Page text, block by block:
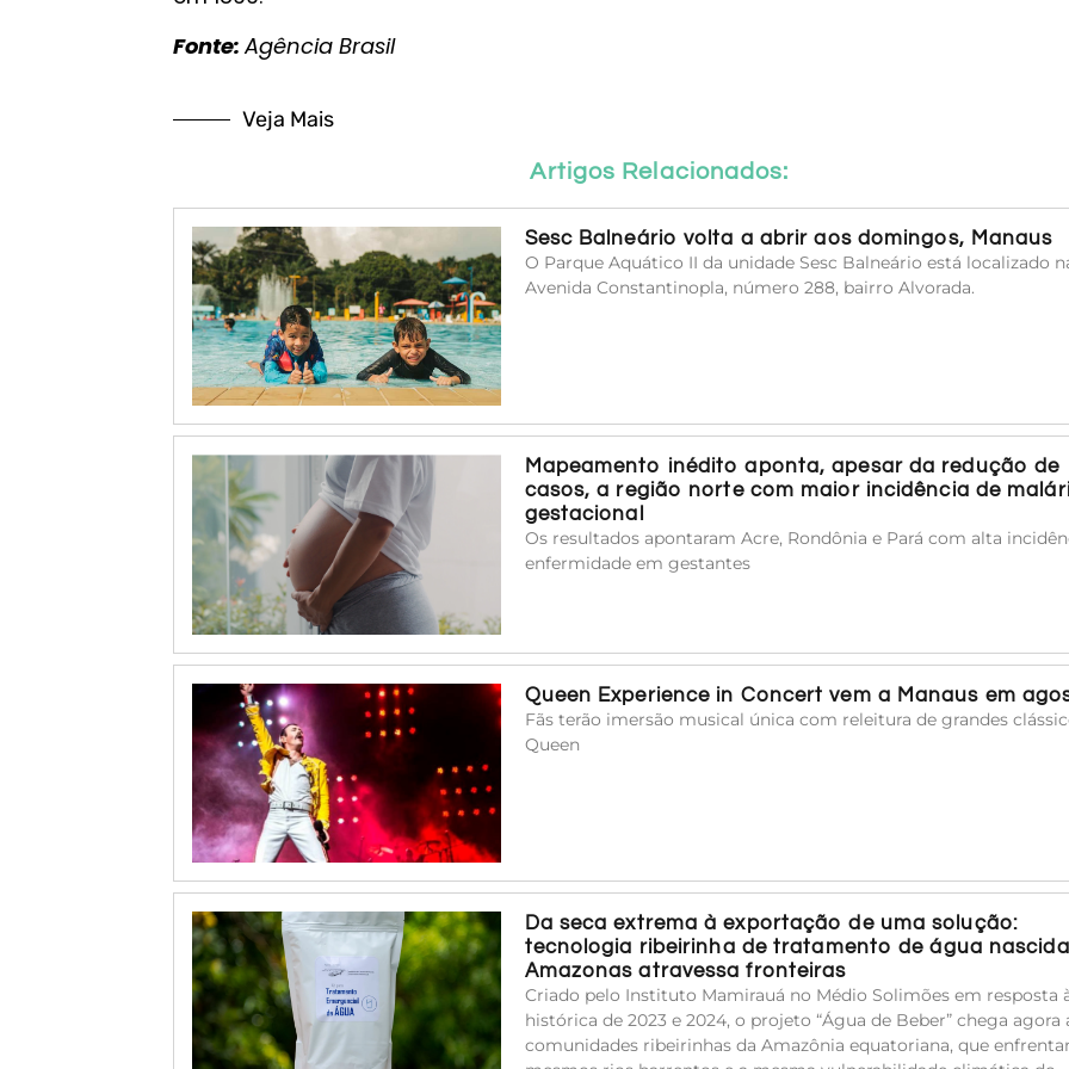
Fonte:Agência Brasil
Veja Mais
Artigos Relacionados:
Sesc Balneário volta a abrir aos domingos, Manaus
O Parque Aquático II da unidade Sesc Balneário está localizado
Avenida Constantinopla, número 288, bairro Alvorada.
Mapeamento inédito aponta, apesar da redução de
casos, a região norte com maior incidência de
gestacional
Os resultados apontaram Acre, Rondônia e Pará com alta
enfermidade em gestantes
Queen Experience in Concert vem a Manaus em
Fãs terão imersão musical única com releitura de grandes
Queen
Da seca extrema à exportação de uma solução:
tecnologia ribeirinha de tratamento de água
Amazonas atravessa fronteiras
Criado pelo Instituto Mamirauá no Médio Solimões em resposta
histórica de 2023 e 2024, o projeto “Água de Beber” chega agora
comunidades ribeirinhas da Amazônia equatoriana, que